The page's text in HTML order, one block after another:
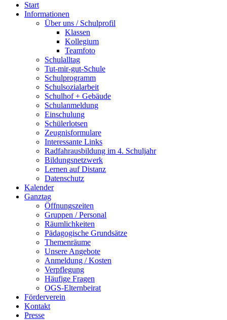
Start
Informationen
Über uns / Schulprofil
Klassen
Kollegium
Teamfoto
Schulalltag
Tut-mir-gut-Schule
Schulprogramm
Schulsozialarbeit
Schulhof + Gebäude
Schulanmeldung
Einschulung
Schülerlotsen
Zeugnisformulare
Interessante Links
Radfahrausbildung im 4. Schuljahr
Bildungsnetzwerk
Lernen auf Distanz
Datenschutz
Kalender
Ganztag
Öffnungszeiten
Gruppen / Personal
Räumlichkeiten
Pädagogische Grundsätze
Themenräume
Unsere Angebote
Anmeldung / Kosten
Verpflegung
Häufige Fragen
OGS-Elternbeirat
Förderverein
Kontakt
Presse